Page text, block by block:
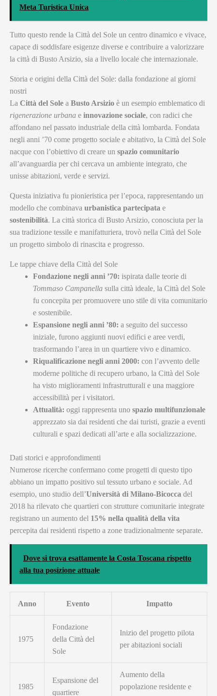
Meta Turistica Unica
Tutto questo rende la Città del Sole un centro dinamico e vivace,
capace di soddisfare esigenze diverse e contribuire a valorizzare
la città di Busto Arsizio, sia a livello locale che internazionale.
Storia e origini della Città del Sole: dalla fondazione ai giorni
nostri
La Città del Sole a Busto Arsizio è un esempio emblematico di
rigenerazione urbana e innovazione sociale, con radici che
affondano nel passato industriale della città lombarda. Fondata
negli anni ’70 come progetto sociale e abitativo, la Città del Sole
nacque con l’obiettivo di creare un spazio comunitario
all’avanguardia per chi cercava un ambiente integrato, che
unisse abitazioni, verde e servizi.
Questa iniziativa fu pionieristica per l’epoca, rappresentando un
modello che combinava urbanistica partecipata e
sostenibilità. La città storica di Busto Arsizio, conosciuta per la
sua tradizione tessile e manifatturiera, trovò nella Città del Sole
un progetto simbolo di rinascita e progresso.
Le tappe chiave della Città del Sole
Fondazione negli anni ’70: ispirata dalle teorie di
Tommaso Campanella sulla città ideale, la Città del Sole
fu concepita per promuovere uno stile di vita comunitario
e sostenibile.
Espansione negli anni ’80: a seguito del successo
iniziale, furono aggiunti nuovi edifici e aree verdi,
trasformando l’area in un quartiere vivo e dinamico.
Riqualificazione negli anni 2000: con l’avvento delle
moderne politiche di recupero urbano, la Città del Sole
ha visto miglioramenti infrastrutturali e una maggiore
accessibilità per i visitatori.
Attualità: oggi rappresenta uno spazio multifunzionale
apprezzato sia dai residenti che dai turisti, grazie a eventi
culturali e spazi dedicati all’arte e alla socializzazione.
Dati storici e approfondimenti
Numerose ricerche confermano come progetti di questo tipo
abbiano un impatto positivo sul tessuto urbano e sociale. Ad
esempio, uno studio dell’Università di Milano-Bicocca del
2018 ha rilevato che quartieri con strutture comunitarie integrate
registrano un aumento del 15% nella qualità della vita
percepita dai residenti rispetto a zone tradizionalmente separate.
Dove si trova esattamente la Costa Toscana rispetto
alla tua posizione attuale
Anno Evento Impatto
1975
Fondazione
della Città del
Sole
Inizio del progetto pilota
per abitazioni sociali
1985
Espansione del
quartiere
Aumento della
popolazione residente e